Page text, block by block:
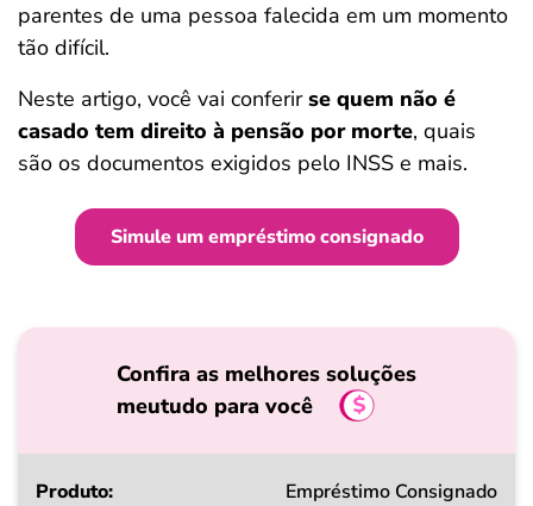
parentes de uma pessoa falecida em um momento
tão difícil.
Neste artigo, você vai conferirse quem não é
casado tem direito à pensão por morte, quais
são os documentos exigidos pelo INSS e mais.
Simule um empréstimo consignado
Confira as melhores soluções
meutudo para você
Produto
Empréstimo Consignado